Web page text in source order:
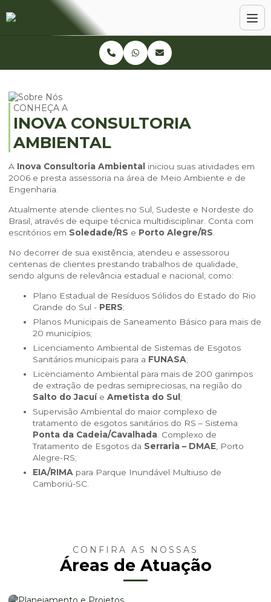
CONHEÇA A
INOVA CONSULTORIA
AMBIENTAL
A Inova Consultoria Ambiental iniciou suas atividades em
2006 e presta assessoria na área de Meio Ambiente e de
Engenharia.
Atualmente atende clientes no Sul, Sudeste e Nordeste do
Brasil, através de equipe técnica multidisciplinar. Conta com
escritórios em Soledade/RS e Porto Alegre/RS.
No decorrer de sua existência, atendeu e assessorou
centenas de clientes prestando trabalhos de qualidade,
sendo alguns de relevância estadual e nacional, como:
Plano Estadual de Resíduos Sólidos do Estado do Rio
Grande do Sul - PERS;
Planos Municipais de Saneamento Básico para mais de
20 municípios;
Licenciamento Ambiental de Sistemas de Esgotos
Sanitários municipais para a FUNASA;
Licenciamento Ambiental para mais de 200 garimpos
de extração de pedras semipreciosas, na região do
Salto do Jacuíe Ametista do Sul ;
Supervisão Ambiental do maior complexo de
tratamento de esgotos sanitários do RS – Sistema
Ponta da Cadeia/Cavalhada. Complexo de
Tratamento de Esgotos da Serraria – DMAE, Porto
Alegre-RS;
EIA/RIMA para Parque Inundável Multiuso de
Camboriú-SC.
CONFIRA AS NOSSAS
Áreas de Atuação